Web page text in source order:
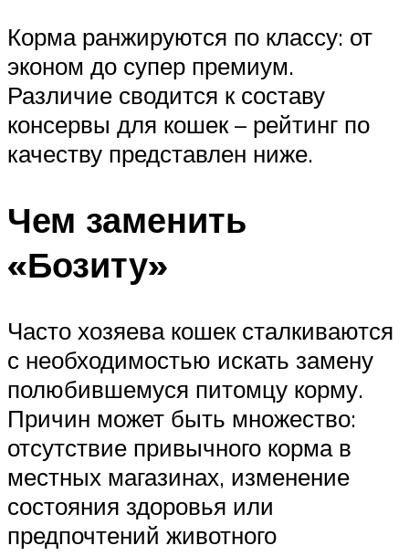
Корма ранжируются по классу: от
эконом до супер премиум.
Различие сводится к составу
консервы для кошек – рейтинг по
качеству представлен ниже.
Чем заменить
«Бозиту»
Часто хозяева кошек сталкиваются
с необходимостью искать замену
полюбившемуся питомцу корму.
Причин может быть множество:
отсутствие привычного корма в
местных магазинах, изменение
состояния здоровья или
предпочтений животного